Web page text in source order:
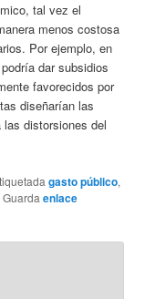
tal vez el
menos costosa
Por ejemplo, en
dar subsidios
favorecidos por
diseñarían las
las distorsiones del
gasto público,
Guardaenlace